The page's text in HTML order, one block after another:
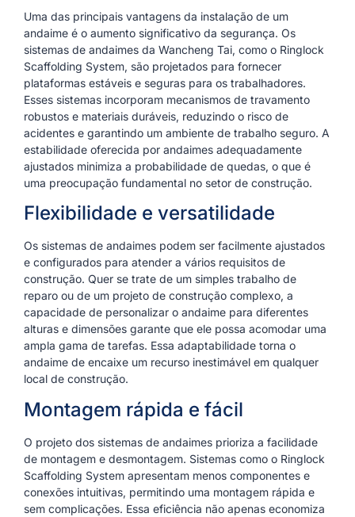
Uma das principais vantagens da instalação de um
andaime é o aumento significativo da segurança. Os
sistemas de andaimes da Wancheng Tai, como o Ringlock
Scaffolding System, são projetados para fornecer
plataformas estáveis e seguras para os trabalhadores.
Esses sistemas incorporam mecanismos de travamento
robustos e materiais duráveis, reduzindo o risco de
acidentes e garantindo um ambiente de trabalho seguro. A
estabilidade oferecida por andaimes adequadamente
ajustados minimiza a probabilidade de quedas, o que é
uma preocupação fundamental no setor de construção.
Flexibilidade e versatilidade
Os sistemas de andaimes podem ser facilmente ajustados
e configurados para atender a vários requisitos de
construção. Quer se trate de um simples trabalho de
reparo ou de um projeto de construção complexo, a
capacidade de personalizar o andaime para diferentes
alturas e dimensões garante que ele possa acomodar uma
ampla gama de tarefas. Essa adaptabilidade torna o
andaime de encaixe um recurso inestimável em qualquer
local de construção.
Montagem rápida e fácil
O projeto dos sistemas de andaimes prioriza a facilidade
de montagem e desmontagem. Sistemas como o Ringlock
Scaffolding System apresentam menos componentes e
conexões intuitivas, permitindo uma montagem rápida e
sem complicações. Essa eficiência não apenas economiza